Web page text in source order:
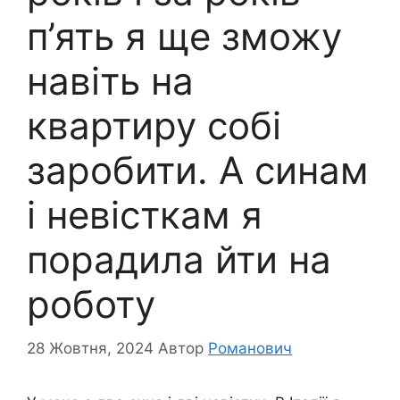
п’ять я ще зможу
навіть на
квартиру собі
заробити. А синам
і невісткам я
порадила йти на
роботу
28 Жовтня, 2024 Автор Романович